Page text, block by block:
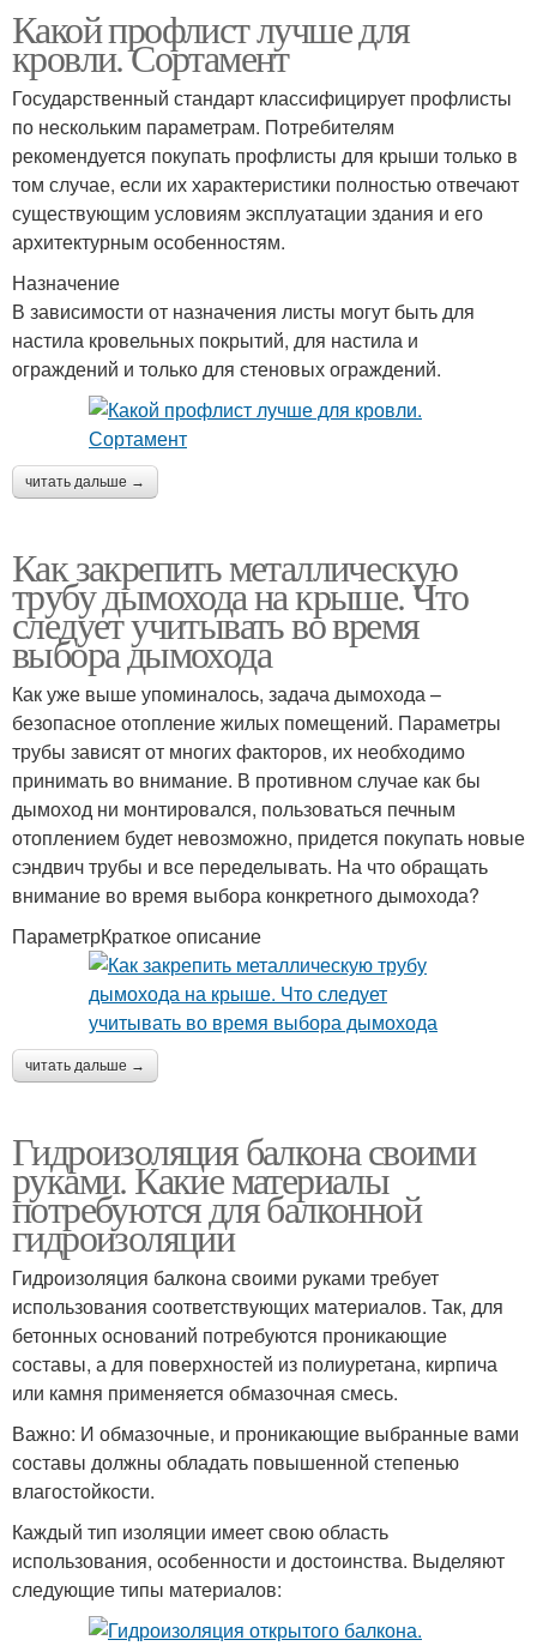
Какой профлист лучше для
кровли. Сортамент
Государственный стандарт классифицирует профлисты
по нескольким параметрам. Потребителям
рекомендуется покупать профлисты для крыши только в
том случае, если их характеристики полностью отвечают
существующим условиям эксплуатации здания и его
архитектурным особенностям.
Назначение
В зависимости от назначения листы могут быть для
настила кровельных покрытий, для настила и
ограждений и только для стеновых ограждений.
читать дальше →
Как закрепить металлическую
трубу дымохода на крыше. Что
следует учитывать во время
выбора дымохода
Как уже выше упоминалось, задача дымохода –
безопасное отопление жилых помещений. Параметры
трубы зависят от многих факторов, их необходимо
принимать во внимание. В противном случае как бы
дымоход ни монтировался, пользоваться печным
отоплением будет невозможно, придется покупать новые
сэндвич трубы и все переделывать. На что обращать
внимание во время выбора конкретного дымохода?
ПараметрКраткое описание
читать дальше →
Гидроизоляция балкона своими
руками. Какие материалы
потребуются для балконной
гидроизоляции
Гидроизоляция балкона своими руками требует
использования соответствующих материалов. Так, для
бетонных оснований потребуются проникающие
составы, а для поверхностей из полиуретана, кирпича
или камня применяется обмазочная смесь.
Важно: И обмазочные, и проникающие выбранные вами
составы должны обладать повышенной степенью
влагостойкости.
Каждый тип изоляции имеет свою область
использования, особенности и достоинства. Выделяют
следующие типы материалов: